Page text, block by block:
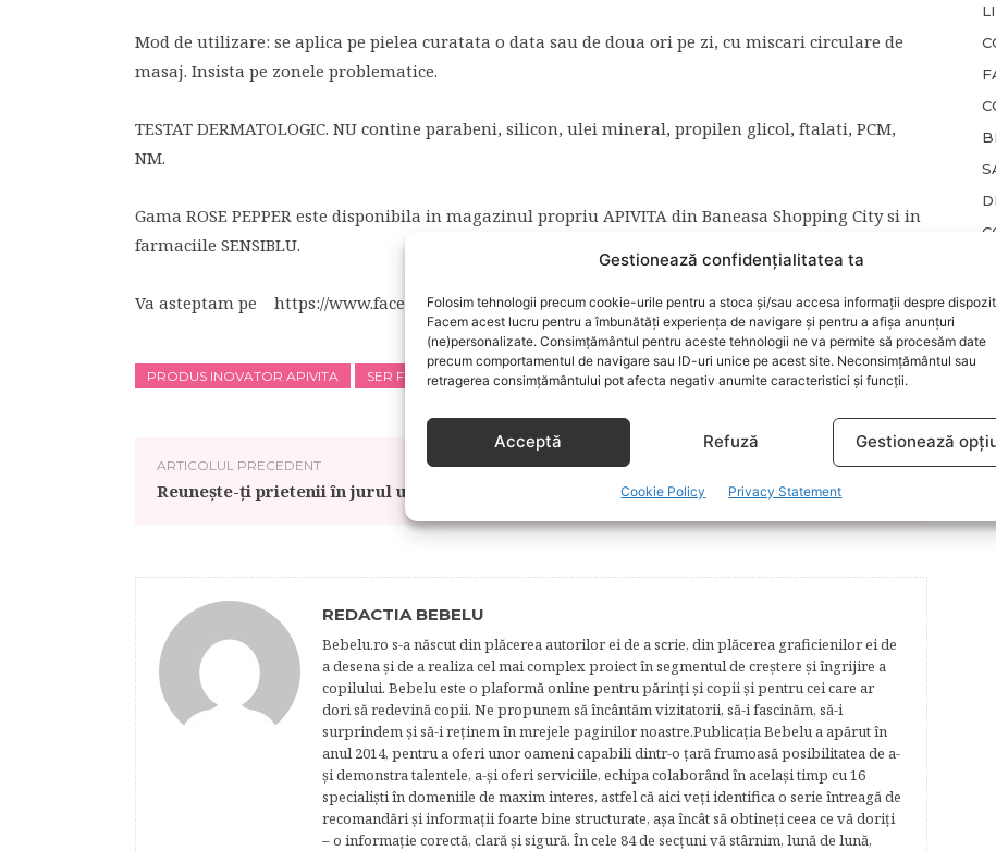
Gestionează confidențialitatea ta
Folosim tehnologii precum cookie-urile pentru a stoca și/sau accesa informații despre
Facem acest lucru pentru a îmbunătăți experiența de navigare și pentru a afișa anunțuri
(ne)personalizate. Consimțământul pentru aceste tehnologii ne va permite să procesăm date
precum comportamentul de navigare sau ID-uri unice pe acest site. Neconsimțământul sau
retragerea consimțământului pot afecta negativ anumite caracteristici și funcții.
Acceptă Refuză Gestionează
Cookie Policy Privacy Statement
Mod de utilizare: se aplica pe pielea curatata o data sau de doua ori pe zi, cu miscari circulare de
masaj. Insista pe zonele problematice.
TESTAT DERMATOLOGIC. NU contine parabeni, silicon, ulei mineral, propilen glicol, ftalati, PCM,
NM.
Gama ROSE PEPPER este disponibila in magazinul propriu APIVITA din Baneasa Shopping City si in
farmaciile SENSIBLU.
Va asteptam pe https://www.facebook.com/Apivita.Ro sau www.apivita.com
PRODUS INOVATOR APIVITA SER FERMITATE SI REMODELARE CORPORALA SER ROSE PEPPER
ARTICOLUL PRECEDENT
Reuneşte-ţi prietenii în jurul unui grătar!
ARTICOLUL URMĂTOR
5 to go. Made in RO
REDACTIA BEBELU
Bebelu.ro s-a născut din plăcerea autorilor ei de a scrie, din plăcerea graficienilor ei de
a desena şi de a realiza cel mai complex proiect în segmentul de creştere şi îngrijire a
copilului. Bebelu este o plaformă online pentru părinţi şi copii şi pentru cei care ar
dori să redevină copii. Ne propunem să încântăm vizitatorii, să-i fascinăm, să-i
surprindem şi să-i reţinem în mrejele paginilor noastre.​ Publicația Bebelu a apărut în
anul 2014, pentru a oferi unor oameni capabili dintr-o ţară frumoasă posibilitatea de a-
şi demonstra talentele, a-şi oferi serviciile, echipa colaborând în acelaşi timp cu 16
specialişti în domeniile de maxim interes, astfel că aici veţi identifica o serie întreagă de
recomandări şi informaţii foarte bine structurate, aşa încât să obtineţi ceea ce vă doriţi
– o informaţie corectă, clară şi sigură. În cele 84 de secțuni vă stârnim, lună de lună,